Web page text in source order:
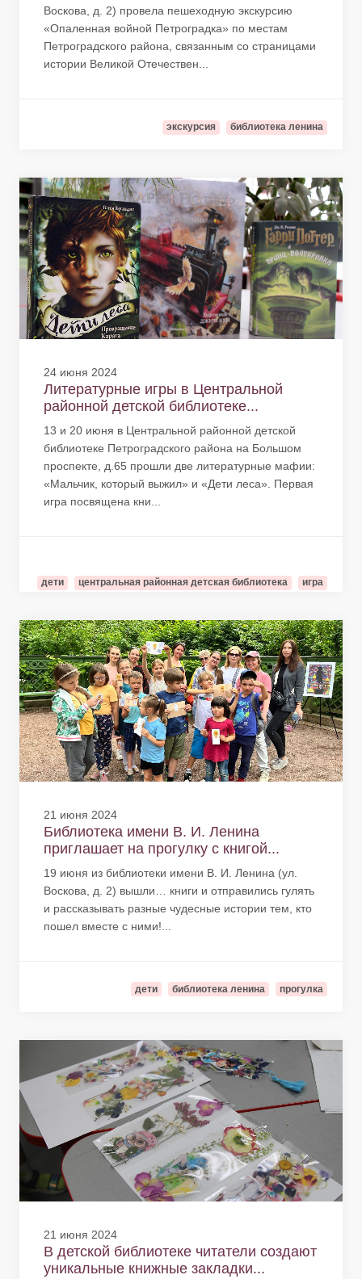
Воскова, д. 2) провела пешеходную экскурсию
«Опаленная войной Петроградка» по местам
Петроградского района, связанным со страницами
истории Великой Отечествен...
экскурсия библиотека ленина
24 июня 2024
Литературные игры в Центральной
районной детской библиотеке...
13 и 20 июня в Центральной районной детской
библиотеке Петроградского района на Большом
проспекте, д.65 прошли две литературные мафии:
«Мальчик, который выжил» и «Дети леса». Первая
игра посвящена кни...
дети центральная районная детская библиотека игра
21 июня 2024
Библиотека имени В. И. Ленина
приглашает на прогулку с книгой...
19 июня из библиотеки имени В. И. Ленина (ул.
Воскова, д. 2) вышли… книги и отправились гулять
и рассказывать разные чудесные истории тем, кто
пошел вместе с ними!...
дети библиотека ленина прогулка
21 июня 2024
В детской библиотеке читатели создают
уникальные книжные закладки...